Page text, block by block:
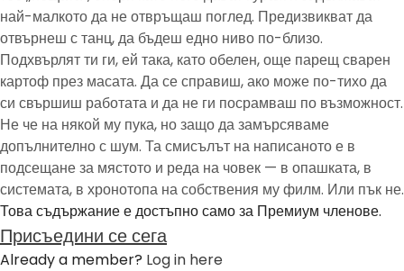
най-малкото да не отвръщаш поглед. Предизвикват да
отвърнеш с танц, да бъдеш едно ниво по-близо.
Подхвърлят ти ги, ей така, като обелен, още парещ сварен
картоф през масата. Да се справиш, ако може по-тихо да
си свършиш работата и да не ги посрамваш по възможност.
Не че на някой му пука, но защо да замърсяваме
допълнително с шум. Та смисълът на написаното е в
подсещане за мястото и реда на човек — в опашката, в
системата, в хронотопа на собствения му филм. Или пък не.
Това съдържание е достъпно само за Премиум членове.
Присъедини се сега
Already a member? Log in here